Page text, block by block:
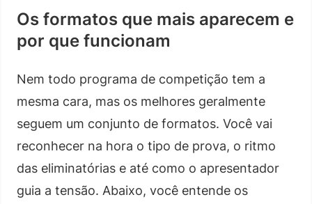
Os formatos que mais aparecem e
por que funcionam
Nem todo programa de competição tem a
mesma cara, mas os melhores geralmente
seguem um conjunto de formatos. Você vai
reconhecer na hora o tipo de prova, o ritmo
das eliminatórias e até como o apresentador
guia a tensão. Abaixo, você entende os